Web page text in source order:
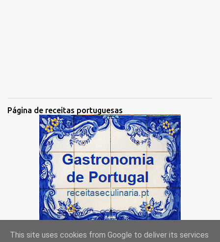
Página de receitas portuguesas
This site uses cookies from Google to deliver its services